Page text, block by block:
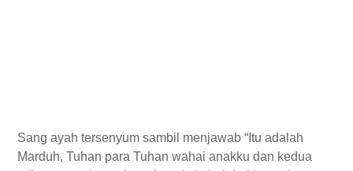
Sang ayah tersenyum sambil menjawab “Itu adalah
Marduh, Tuhan para Tuhan wahai anakku dan kedua